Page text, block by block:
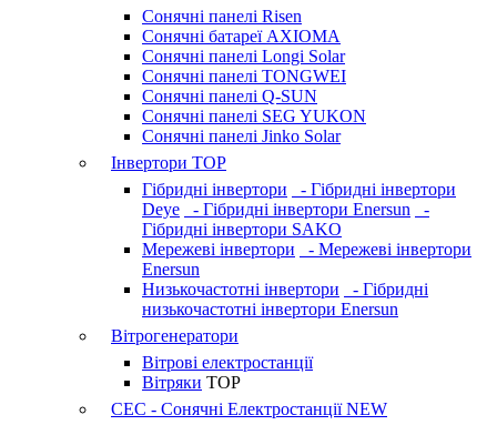
Сонячні панелі Risen
Сонячні батареї AXIOMA
Сонячні панелі Longi Solar
Сонячні панелі TONGWEI
Сонячні панелі Q-SUN
Сонячні панелі SEG YUKON
Сонячні панелі Jinko Solar
Інвертори TOP
Гібридні інвертори
- Гібридні інвертори
Deye
- Гібридні інвертори Enersun
-
Гібридні інвертори SAKO
Мережеві інвертори
- Мережеві інвертори
Enersun
Низькочастотні інвертори
- Гібридні
низькочастотні інвертори Enersun
Вітрогенератори
Вітрові електростанції
Вітряки TOP
СЕС - Сонячні Електростанції NEW